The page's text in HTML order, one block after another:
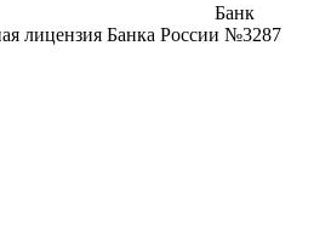
лицензия Банка России №3287